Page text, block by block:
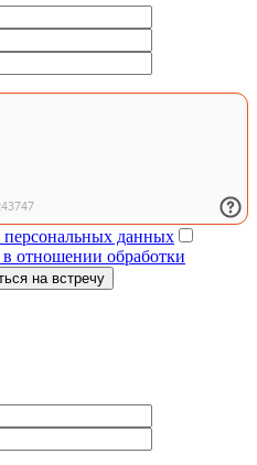
персональных данных
отношении обработки
на встречу